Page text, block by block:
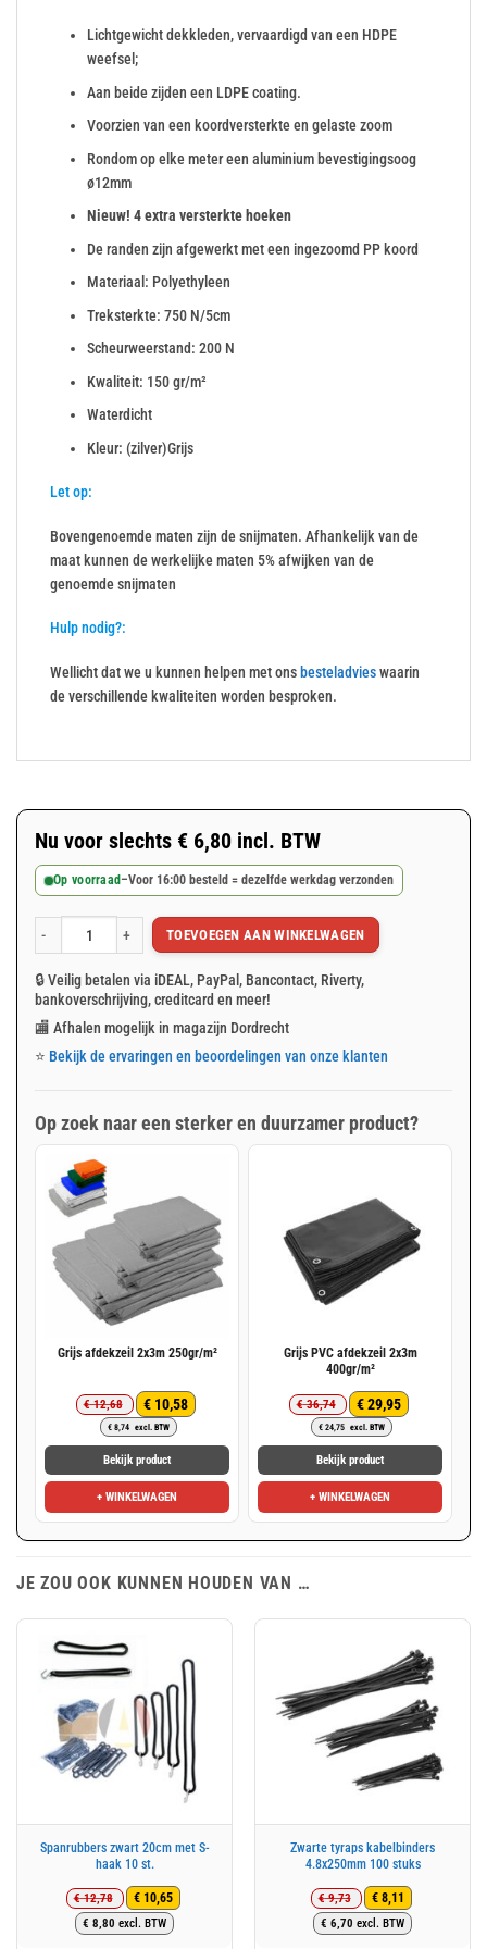
Lichtgewicht dekkleden, vervaardigd van een HDPE
weefsel;
Aan beide zijden een LDPE coating.
Voorzien van een koordversterkte en gelaste zoom
Rondom op elke meter een aluminium bevestigingsoog
ø12mm
Nieuw! 4 extra versterkte hoeken
De randen zijn afgewerkt met een ingezoomd PP koord
Materiaal: Polyethyleen
Treksterkte: 750 N/5cm
Scheurweerstand: 200 N
Kwaliteit: 150 gr/m²
Waterdicht
Kleur: (zilver)Grijs
Let op:
Bovengenoemde maten zijn de snijmaten. Afhankelijk van de
maat kunnen de werkelijke maten 5% afwijken van de
genoemde snijmaten
Hulp nodig?:
Wellicht dat we u kunnen helpen met ons besteladvieswaarin
de verschillende kwaliteiten worden besproken.
Nu voor slechts € 6,80 incl. BTW
Op voorraad –Voor 16:00 besteld = dezelfde werkdag verzonden
Grijs afdekzeil 2x3m 150gr/m² aantalTOEVOEGEN AAN WINKELWAGEN
🔒 Veilig betalen via iDEAL, PayPal, Bancontact, Riverty,
bankoverschrijving, creditcard en meer!
🏬 Afhalen mogelijk in magazijn Dordrecht
⭐ Bekijk de ervaringen en beoordelingen van onze klanten
Op zoek naar een sterker en duurzamer product?
Grijs afdekzeil 2x3m 250gr/m²
€12,68
Oorspronkelijke
prijs
was:
€ 12,68.
€ 10,58
Huidige
prijs
is:
€ 10,58.
€8,74 excl. BTW
Bekijk product
+ WINKELWAGEN
Grijs PVC afdekzeil 2x3m
400gr/m²
€36,74
Oorspronkelijke
prijs
was:
€ 36,74.
€29,95
Huidige
prijs
is:
€ 29,95.
€24,75 excl. BTW
Bekijk product
+ WINKELWAGEN
JE ZOU OOK KUNNEN HOUDEN VAN …
Spanrubbers zwart 20cm met S-
haak 10 st.
€12,78
Oorspronkelijke
prijs
€ 10,65
Huidige
prijs
€ 8,80 excl. BTW
Zwarte tyraps kabelbinders
4.8x250mm 100 stuks
€9,73
Oorspronkelijke
prijs
€ 8,11
Huidige
prijs
€ 6,70 excl. BTW